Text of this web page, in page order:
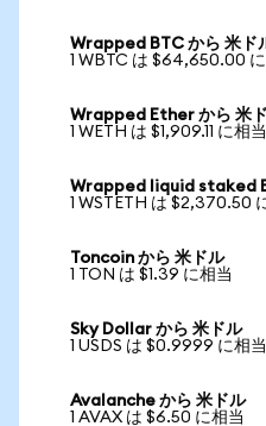
Wrapped BTC から 米ド
1 WBTC は $64,650.00
Wrapped Ether から 米
1 WETH は $1,909.11 に相当
Wrapped liquid staked
1 WSTETH は $2,370.50
Toncoin から 米ドル
1 TON は $1.39 に相当
Sky Dollar から 米ドル
1 USDS は $0.9999 に相当
Avalanche から 米ドル
1 AVAX は $6.50 に相当